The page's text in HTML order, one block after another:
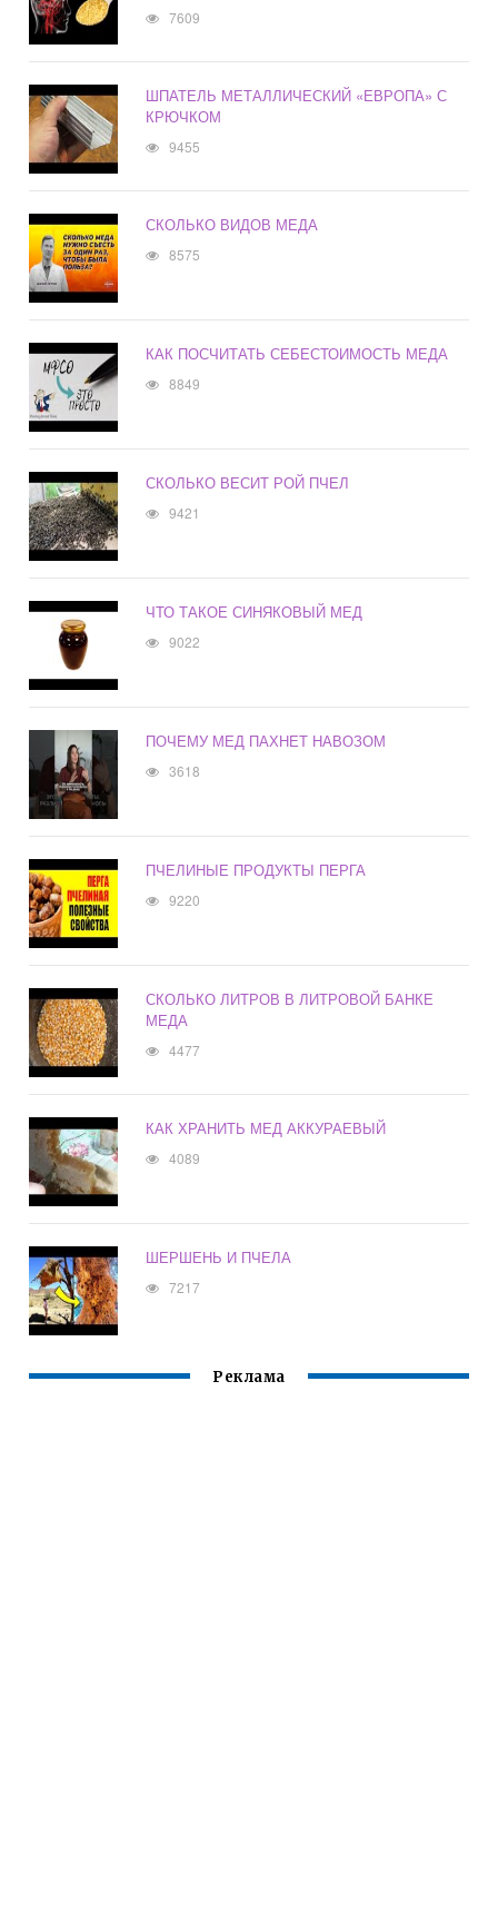
7609
ШПАТЕЛЬ МЕТАЛЛИЧЕСКИЙ «ЕВРОПА» С
КРЮЧКОМ
9455
СКОЛЬКО ВИДОВ МЕДА
8575
КАК ПОСЧИТАТЬ СЕБЕСТОИМОСТЬ МЕДА
8849
СКОЛЬКО ВЕСИТ РОЙ ПЧЕЛ
9421
ЧТО ТАКОЕ СИНЯКОВЫЙ МЕД
9022
ПОЧЕМУ МЕД ПАХНЕТ НАВОЗОМ
3618
ПЧЕЛИНЫЕ ПРОДУКТЫ ПЕРГА
9220
СКОЛЬКО ЛИТРОВ В ЛИТРОВОЙ БАНКЕ
МЕДА
4477
КАК ХРАНИТЬ МЕД АККУРАЕВЫЙ
4089
ШЕРШЕНЬ И ПЧЕЛА
7217
Реклама